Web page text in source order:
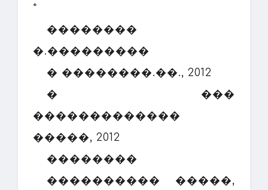
*
��������
�.���������
� ��������.��., 2012
� ���
�������������
�����, 2012
��������
���������� �����,